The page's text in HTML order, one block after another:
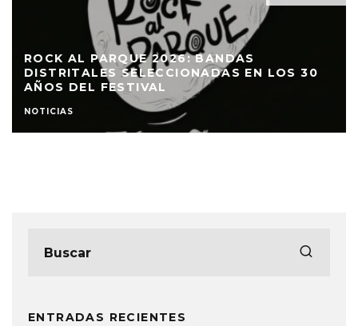
ROCK AL PARQUE 2026: BANDAS
DISTRITALES SELECCIONADAS EN LOS 30
AÑOS DEL FESTIVAL
NOTICIAS
ENTRADAS RECIENTES